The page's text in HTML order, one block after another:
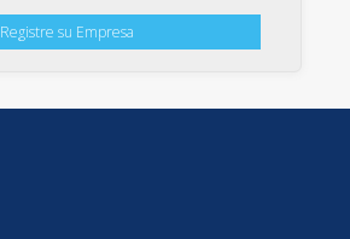
Registre su Empresa